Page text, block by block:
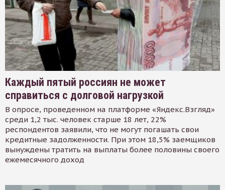
Каждый пятый россиян не может
справиться с долговой нагрузкой
В опросе, проведенном на платформе «Яндекс.Взгляд»
среди 1,2 тыс. человек старше 18 лет, 22%
респондентов заявили, что не могут погашать свои
кредитные задолженности. При этом 18,5% заемщиков
вынуждены тратить на выплаты более половины своего
ежемесячного доход